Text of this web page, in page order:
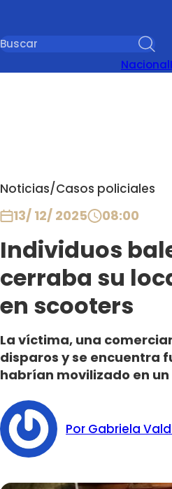
Nacional
Noticias/Casos policiales
13/ 12/ 2025 08:00
Individuos
cerraba su
en scooters
La víctima, una
disparos y se encuentra
habrían movilizado en
Por Gabriela